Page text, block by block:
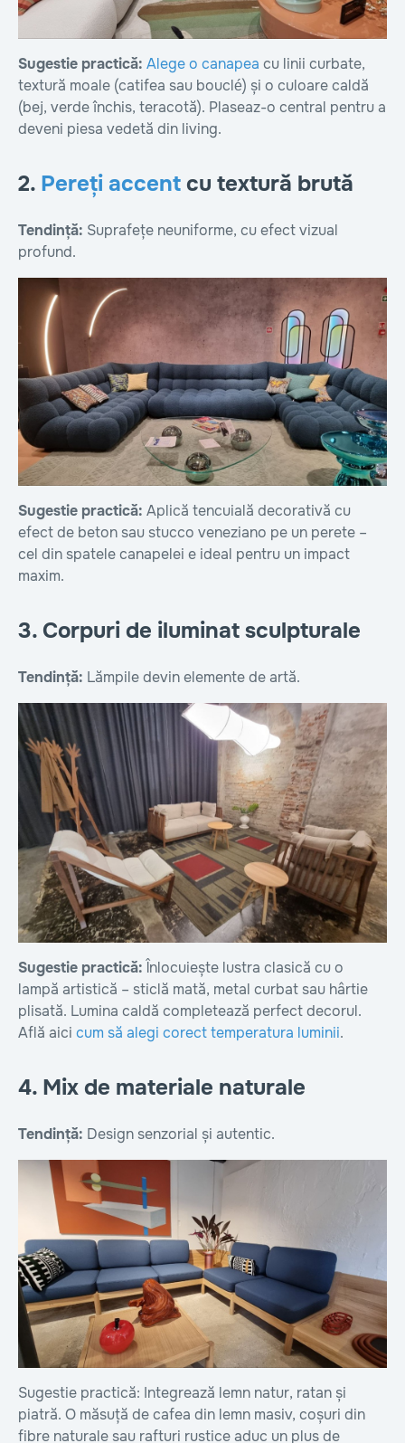
Sugestie practică: Alege o canapea cu linii curbate,
textură moale (catifea sau bouclé) și o culoare caldă
(bej, verde închis, teracotă). Plaseaz-o central pentru a
deveni piesa vedetă din living.
2. Pereți accent cu textură brută
Tendință: Suprafețe neuniforme, cu efect vizual
profund.
Sugestie practică: Aplică tencuială decorativă cu
efect de beton sau stucco veneziano pe un perete –
cel din spatele canapelei e ideal pentru un impact
maxim.
3. Corpuri de iluminat sculpturale
Tendință: Lămpile devin elemente de artă.
Sugestie practică: Înlocuiește lustra clasică cu o
lampă artistică – sticlă mată, metal curbat sau hârtie
plisată. Lumina caldă completează perfect decorul.
Află aici cum să alegi corect temperatura luminii.
4. Mix de materiale naturale
Tendință: Design senzorial și autentic.
Sugestie practică: Integrează lemn natur, ratan și
piatră. O măsuță de cafea din lemn masiv, coșuri din
fibre naturale sau rafturi rustice aduc un plus de